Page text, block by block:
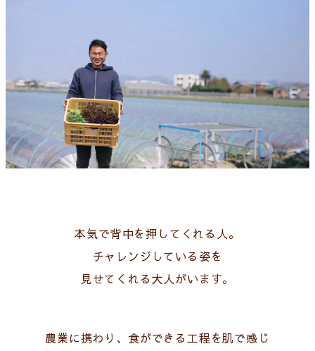
本気で背中を押してくれる人。
チャレンジしている姿を
見せてくれる大人がいます。
農業に携わり、食ができる工程を肌で感じ